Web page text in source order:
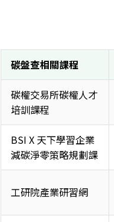
碳盤查相關課程
碳權交易所碳權人才
培訓課程
BSI X 天下學習企業
工研院產業研習網